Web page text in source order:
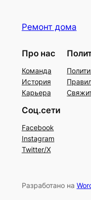
Ремонт дома
Про нас
Команда
История
Карьера
Соц.сети
Facebook
Instagram
Twitter/X
Разработано на